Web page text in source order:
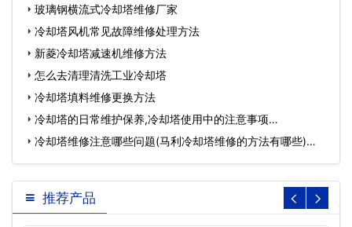
玻璃钢横流式冷却塔维修厂家
冷却塔风机常见故障维修处理方法
新菱冷却塔减速机维修方法
怎么去清理清洗工业冷却塔
冷却塔填料维修更换方法
冷却塔的日常维护保养,冷却塔使用中的注意事项…
冷却塔维修注意哪些问题(马利冷却塔维修的方法有哪些)…
推荐产品